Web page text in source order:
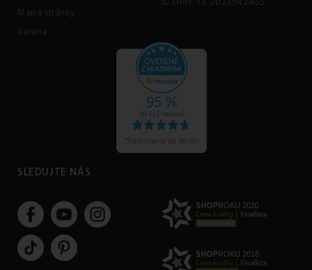
Mapa stránky
Kariéra
SLEDUJTE NÁS